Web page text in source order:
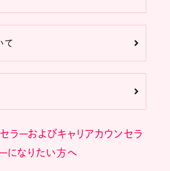
て
ラーおよびキャリアカウンセラ
になりたい方へ